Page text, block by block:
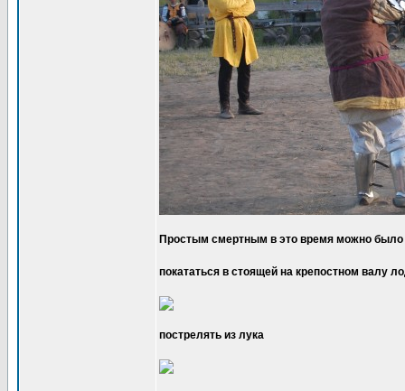
Простым смертным в это время можно было
покататься в стоящей на крепостном валу
пострелять из лука